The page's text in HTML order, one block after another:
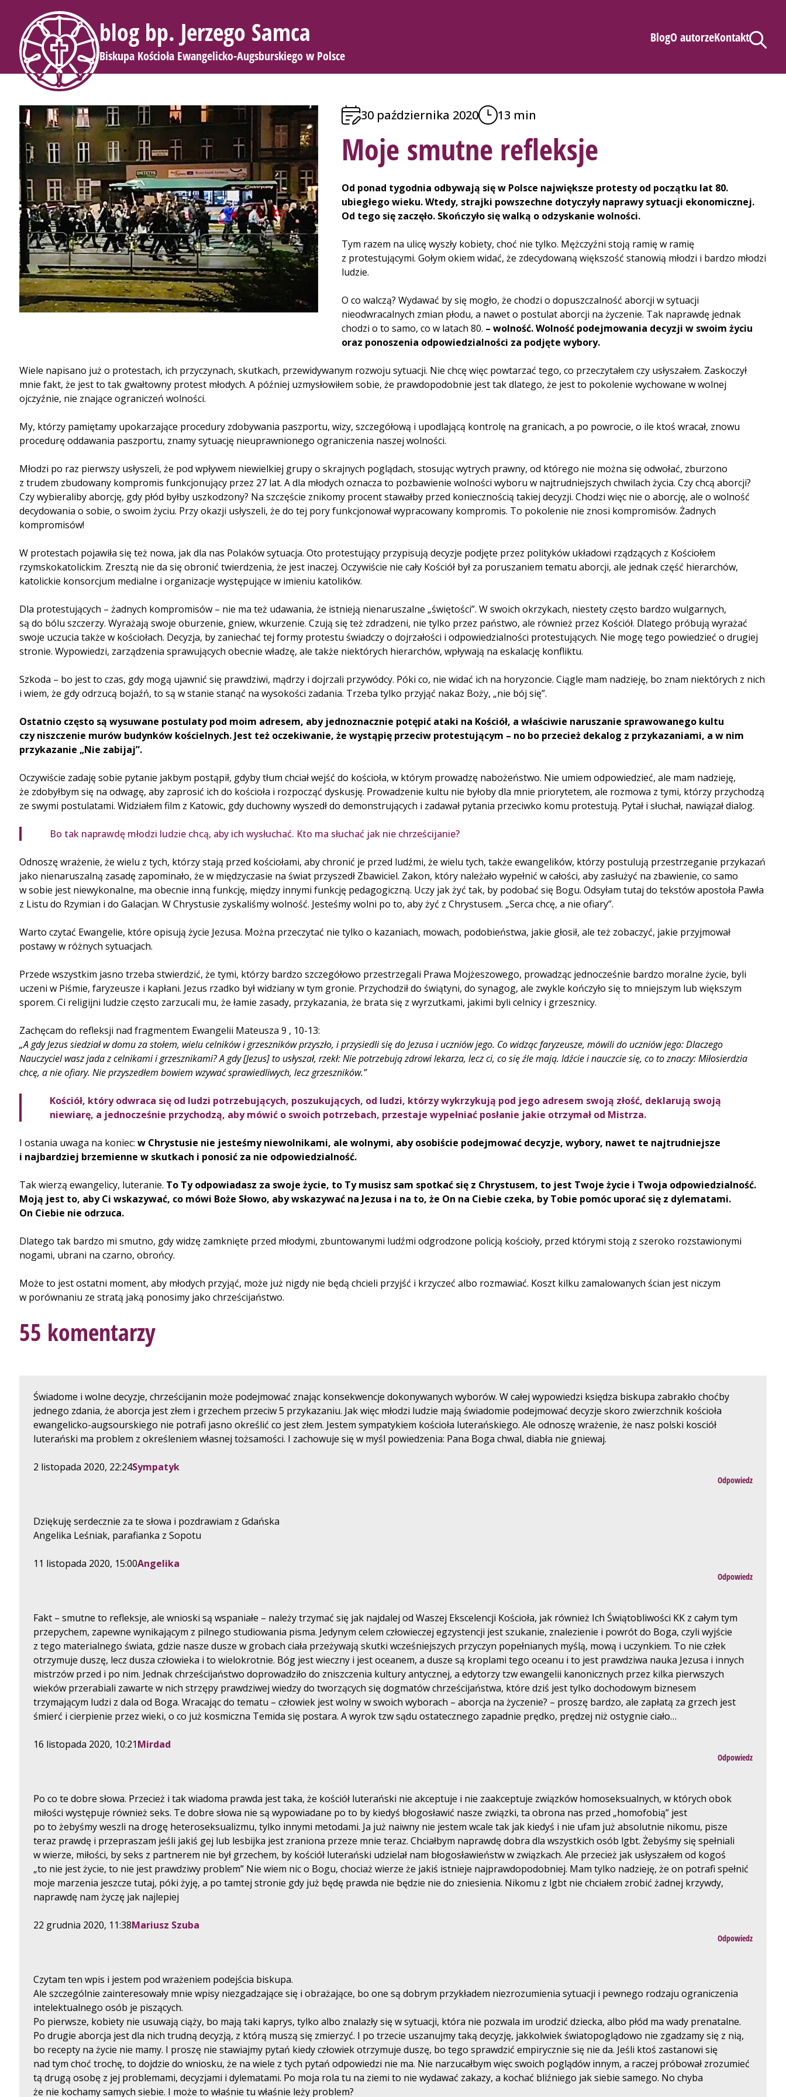
blog bp. Jerzego Samca
Biskupa Kościoła Ewangelicko-Augsburskiego w Polsce
BlogO autorzeKontakt
30 października 2020 13 min
Moje smutne refleksje
Od ponad tygodnia odbywają się w Polsce największe protesty od początku lat 80.
ubiegłego wieku. Wtedy, strajki powszechne dotyczyły naprawy sytuacji ekonomicznej.
Od tego się zaczęło. Skończyło się walką o odzyskanie wolności.
Tym razem na ulicę wyszły kobiety, choć nie tylko. Mężczyźni stoją ramię w ramię
z protestującymi. Gołym okiem widać, że zdecydowaną większość stanowią młodzi i bardzo młodzi
ludzie.
O co walczą? Wydawać by się mogło, że chodzi o dopuszczalność aborcji w sytuacji
nieodwracalnych zmian płodu, a nawet o postulat aborcji na życzenie. Tak naprawdę jednak
chodzi o to samo, co w latach 80. – wolność. Wolność podejmowania decyzji w swoim życiu
oraz ponoszenia odpowiedzialności za podjęte wybory.
Wiele napisano już o protestach, ich przyczynach, skutkach, przewidywanym rozwoju sytuacji. Nie chcę więc powtarzać tego, co przeczytałem czy usłyszałem. Zaskoczył
mnie fakt, że jest to tak gwałtowny protest młodych. A później uzmysłowiłem sobie, że prawdopodobnie jest tak dlatego, że jest to pokolenie wychowane w wolnej
ojczyźnie, nie znające ograniczeń wolności.
My, którzy pamiętamy upokarzające procedury zdobywania paszportu, wizy, szczegółową i upodlającą kontrolę na granicach, a po powrocie, o ile ktoś wracał, znowu
procedurę oddawania paszportu, znamy sytuację nieuprawnionego ograniczenia naszej wolności.
Młodzi po raz pierwszy usłyszeli, że pod wpływem niewielkiej grupy o skrajnych poglądach, stosując wytrych prawny, od którego nie można się odwołać, zburzono
z trudem zbudowany kompromis funkcjonujący przez 27 lat. A dla młodych oznacza to pozbawienie wolności wyboru w najtrudniejszych chwilach życia. Czy chcą aborcji?
Czy wybieraliby aborcję, gdy płód byłby uszkodzony? Na szczęście znikomy procent stawałby przed koniecznością takiej decyzji. Chodzi więc nie o aborcję, ale o wolność
decydowania o sobie, o swoim życiu. Przy okazji usłyszeli, że do tej pory funkcjonował wypracowany kompromis. To pokolenie nie znosi kompromisów. Żadnych
kompromisów!
W protestach pojawiła się też nowa, jak dla nas Polaków sytuacja. Oto protestujący przypisują decyzje podjęte przez polityków układowi rządzących z Kościołem
rzymskokatolickim. Zresztą nie da się obronić twierdzenia, że jest inaczej. Oczywiście nie cały Kościół był za poruszaniem tematu aborcji, ale jednak część hierarchów,
katolickie konsorcjum medialne i organizacje występujące w imieniu katolików.
Dla protestujących – żadnych kompromisów – nie ma też udawania, że istnieją nienaruszalne „świętości”. W swoich okrzykach, niestety często bardzo wulgarnych,
są do bólu szczerzy. Wyrażają swoje oburzenie, gniew, wkurzenie. Czują się też zdradzeni, nie tylko przez państwo, ale również przez Kościół. Dlatego próbują wyrażać
swoje uczucia także w kościołach. Decyzja, by zaniechać tej formy protestu świadczy o dojrzałości i odpowiedzialności protestujących. Nie mogę tego powiedzieć o drugiej
stronie. Wypowiedzi, zarządzenia sprawujących obecnie władzę, ale także niektórych hierarchów, wpływają na eskalację konfliktu.
Szkoda – bo jest to czas, gdy mogą ujawnić się prawdziwi, mądrzy i dojrzali przywódcy. Póki co, nie widać ich na horyzoncie. Ciągle mam nadzieję, bo znam niektórych z nich
i wiem, że gdy odrzucą bojaźń, to są w stanie stanąć na wysokości zadania. Trzeba tylko przyjąć nakaz Boży, „nie bój się”.
Ostatnio często są wysuwane postulaty pod moim adresem, aby jednoznacznie potępić ataki na Kościół, a właściwie naruszanie sprawowanego kultu
czy niszczenie murów budynków kościelnych. Jest też oczekiwanie, że wystąpię przeciw protestującym – no bo przecież dekalog z przykazaniami, a w nim
przykazanie „Nie zabijaj”.
Oczywiście zadaję sobie pytanie jakbym postąpił, gdyby tłum chciał wejść do kościoła, w którym prowadzę nabożeństwo. Nie umiem odpowiedzieć, ale mam nadzieję,
że zdobyłbym się na odwagę, aby zaprosić ich do kościoła i rozpocząć dyskusję. Prowadzenie kultu nie byłoby dla mnie priorytetem, ale rozmowa z tymi, którzy przychodzą
ze swymi postulatami. Widziałem film z Katowic, gdy duchowny wyszedł do demonstrujących i zadawał pytania przeciwko komu protestują. Pytał i słuchał, nawiązał dialog.
Bo tak naprawdę młodzi ludzie chcą, aby ich wysłuchać. Kto ma słuchać jak nie chrześcijanie?
Odnoszę wrażenie, że wielu z tych, którzy stają przed kościołami, aby chronić je przed ludźmi, że wielu tych, także ewangelików, którzy postulują przestrzeganie przykazań
jako nienaruszalną zasadę zapominało, że w międzyczasie na świat przyszedł Zbawiciel. Zakon, który należało wypełnić w całości, aby zasłużyć na zbawienie, co samo
w sobie jest niewykonalne, ma obecnie inną funkcję, między innymi funkcję pedagogiczną. Uczy jak żyć tak, by podobać się Bogu. Odsyłam tutaj do tekstów apostoła Pawła
z Listu do Rzymian i do Galacjan. W Chrystusie zyskaliśmy wolność. Jesteśmy wolni po to, aby żyć z Chrystusem. „Serca chcę, a nie ofiary”.
Warto czytać Ewangelie, które opisują życie Jezusa. Można przeczytać nie tylko o kazaniach, mowach, podobieństwa, jakie głosił, ale też zobaczyć, jakie przyjmował
postawy w różnych sytuacjach.
Przede wszystkim jasno trzeba stwierdzić, że tymi, którzy bardzo szczegółowo przestrzegali Prawa Mojżeszowego, prowadząc jednocześnie bardzo moralne życie, byli
uczeni w Piśmie, faryzeusze i kapłani. Jezus rzadko był widziany w tym gronie. Przychodził do świątyni, do synagog, ale zwykle kończyło się to mniejszym lub większym
sporem. Ci religijni ludzie często zarzucali mu, że łamie zasady, przykazania, że brata się z wyrzutkami, jakimi byli celnicy i grzesznicy.
Zachęcam do refleksji nad fragmentem Ewangelii Mateusza 9 , 10-13:
„A gdy Jezus siedział w domu za stołem, wielu celników i grzeszników przyszło, i przysiedli się do Jezusa i uczniów jego. Co widząc faryzeusze, mówili do uczniów jego: Dlaczego
Nauczyciel wasz jada z celnikami i grzesznikami? A gdy [Jezus] to usłyszał, rzekł: Nie potrzebują zdrowi lekarza, lecz ci, co się źle mają. Idźcie i nauczcie się, co to znaczy: Miłosierdzia
chcę, a nie ofiary. Nie przyszedłem bowiem wzywać sprawiedliwych, lecz grzeszników.”
Kościół, który odwraca się od ludzi potrzebujących, poszukujących, od ludzi, którzy wykrzykują pod jego adresem swoją złość, deklarują swoją
niewiarę, a jednocześnie przychodzą, aby mówić o swoich potrzebach, przestaje wypełniać posłanie jakie otrzymał od Mistrza.
I ostania uwaga na koniec:w Chrystusie nie jesteśmy niewolnikami, ale wolnymi, aby osobiście podejmować decyzje, wybory, nawet te najtrudniejsze
i najbardziej brzemienne w skutkach i ponosić za nie odpowiedzialność.
Tak wierzą ewangelicy, luteranie. To Ty odpowiadasz za swoje życie, to Ty musisz sam spotkać się z Chrystusem, to jest Twoje życie i Twoja odpowiedzialność.
Moją jest to, aby Ci wskazywać, co mówi Boże Słowo, aby wskazywać na Jezusa i na to, że On na Ciebie czeka, by Tobie pomóc uporać się z dylematami.
On Ciebie nie odrzuca.
Dlatego tak bardzo mi smutno, gdy widzę zamknięte przed młodymi, zbuntowanymi ludźmi odgrodzone policją kościoły, przed którymi stoją z szeroko rozstawionymi
nogami, ubrani na czarno, obrońcy.
Może to jest ostatni moment, aby młodych przyjąć, może już nigdy nie będą chcieli przyjść i krzyczeć albo rozmawiać. Koszt kilku zamalowanych ścian jest niczym
w porównaniu ze stratą jaką ponosimy jako chrześcijaństwo.
55 komentarzy
Świadome i wolne decyzje, chrześcijanin może podejmować znając konsekwencje dokonywanych wyborów. W całej wypowiedzi księdza biskupa zabrakło choćby
jednego zdania, że aborcja jest złem i grzechem przeciw 5 przykazaniu. Jak więc młodzi ludzie mają świadomie podejmować decyzje skoro zwierzchnik kościoła
ewangelicko-augsourskiego nie potrafi jasno określić co jest złem. Jestem sympatykiem kościoła luterańskiego. Ale odnoszę wrażenie, że nasz polski kosciół
luterański ma problem z określeniem własnej tożsamości. I zachowuje się w myśl powiedzenia: Pana Boga chwal, diabła nie gniewaj.
2 listopada 2020, 22:24Sympatyk
Odpowiedz
Dziękuję serdecznie za te słowa i pozdrawiam z Gdańska
Angelika Leśniak, parafianka z Sopotu
11 listopada 2020, 15:00Angelika
Odpowiedz
Fakt – smutne to refleksje, ale wnioski są wspaniałe – należy trzymać się jak najdalej od Waszej Ekscelencji Kościoła, jak również Ich Świątobliwości KK z całym tym
przepychem, zapewne wynikającym z pilnego studiowania pisma. Jedynym celem człowieczej egzystencji jest szukanie, znalezienie i powrót do Boga, czyli wyjście
z tego materialnego świata, gdzie nasze dusze w grobach ciała przeżywają skutki wcześniejszych przyczyn popełnianych myślą, mową i uczynkiem. To nie człek
otrzymuje duszę, lecz dusza człowieka i to wielokrotnie. Bóg jest wieczny i jest oceanem, a dusze są kroplami tego oceanu i to jest prawdziwa nauka Jezusa i innych
mistrzów przed i po nim. Jednak chrześcijaństwo doprowadziło do zniszczenia kultury antycznej, a edytorzy tzw ewangelii kanonicznych przez kilka pierwszych
wieków przerabiali zawarte w nich strzępy prawdziwej wiedzy do tworzących się dogmatów chrześcijaństwa, które dziś jest tylko dochodowym biznesem
trzymającym ludzi z dala od Boga. Wracając do tematu – człowiek jest wolny w swoich wyborach – aborcja na życzenie? – proszę bardzo, ale zapłatą za grzech jest
śmierć i cierpienie przez wieki, o co już kosmiczna Temida się postara. A wyrok tzw sądu ostatecznego zapadnie prędko, prędzej niż ostygnie ciało…
16 listopada 2020, 10:21Mirdad
Odpowiedz
Po co te dobre słowa. Przecież i tak wiadoma prawda jest taka, że kościół luterański nie akceptuje i nie zaakceptuje związków homoseksualnych, w których obok
miłości występuje również seks. Te dobre słowa nie są wypowiadane po to by kiedyś błogosławić nasze związki, ta obrona nas przed „homofobią” jest
po to żebyśmy weszli na drogę heteroseksualizmu, tylko innymi metodami. Ja już naiwny nie jestem wcale tak jak kiedyś i nie ufam już absolutnie nikomu, pisze
teraz prawdę i przepraszam jeśli jakiś gej lub lesbijka jest zraniona przeze mnie teraz. Chciałbym naprawdę dobra dla wszystkich osób lgbt. Żebyśmy się spełniali
w wierze, miłości, by seks z partnerem nie był grzechem, by kościół luterański udzielał nam błogosławieństw w związkach. Ale przecież jak usłyszałem od kogoś
„to nie jest życie, to nie jest prawdziwy problem” Nie wiem nic o Bogu, chociaż wierze że jakiś istnieje najprawdopodobniej. Mam tylko nadzieję, że on potrafi spełnić
moje marzenia jeszcze tutaj, póki żyję, a po tamtej stronie gdy już będę prawda nie będzie nie do zniesienia. Nikomu z lgbt nie chciałem zrobić żadnej krzywdy,
naprawdę nam życzę jak najlepiej
22 grudnia 2020, 11:38Mariusz Szuba
Odpowiedz
Czytam ten wpis i jestem pod wrażeniem podejścia biskupa.
Ale szczególnie zainteresowały mnie wpisy niezgadzające się i obrażające, bo one są dobrym przykładem niezrozumienia sytuacji i pewnego rodzaju ograniczenia
intelektualnego osób je piszących.
Po pierwsze, kobiety nie usuwają ciąży, bo mają taki kaprys, tylko albo znalazły się w sytuacji, która nie pozwala im urodzić dziecka, albo płód ma wady prenatalne.
Po drugie aborcja jest dla nich trudną decyzją, z którą muszą się zmierzyć. I po trzecie uszanujmy taką decyzję, jakkolwiek światopoglądowo nie zgadzamy się z nią,
bo recepty na życie nie mamy. I proszę nie stawiajmy pytań kiedy człowiek otrzymuje duszę, bo tego sprawdzić empirycznie się nie da. Jeśli ktoś zastanowi się
nad tym choć trochę, to dojdzie do wniosku, że na wiele z tych pytań odpowiedzi nie ma. Nie narzucałbym więc swoich poglądów innym, a raczej próbował zrozumieć
tą drugą osobę z jej problemami, decyzjami i dylematami. Po moja rola tu na ziemi to nie wydawać zakazy, a kochać bliźniego jak siebie samego. No chyba
że nie kochamy samych siebie. I może to właśnie tu właśnie leży problem?